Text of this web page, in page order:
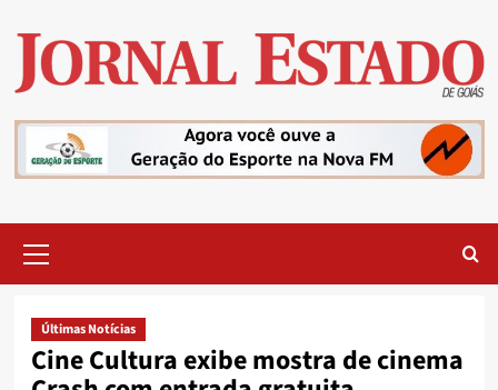
content
Menu
Últimas Notícias
Cine Cultura exibe mostra de cinema